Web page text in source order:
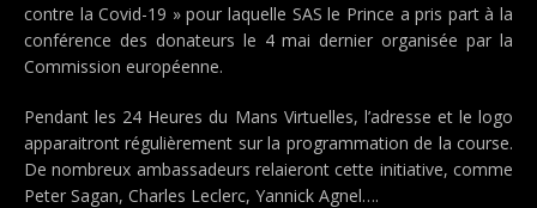
contre la Covid-19 » pour laquelle SAS le Prince a pris part à la
conférence des donateurs le 4 mai dernier organisée par la
Commission européenne.
Pendant les 24 Heures du Mans Virtuelles, l’adresse et le logo
apparaitront régulièrement sur la programmation de la course.
De nombreux ambassadeurs relaieront cette initiative, comme
Peter Sagan, Charles Leclerc, Yannick Agnel….